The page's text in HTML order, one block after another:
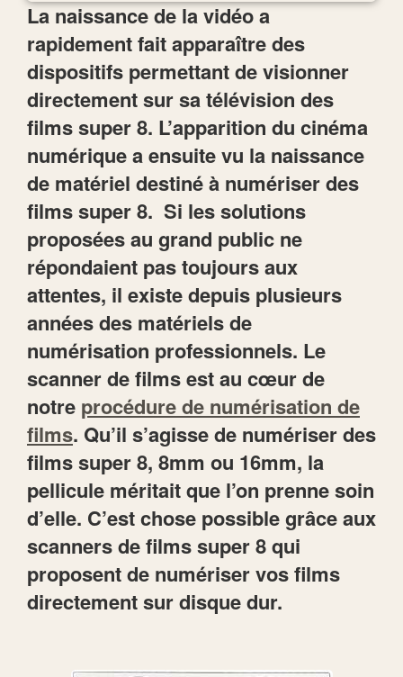
La naissance de la vidéo a
rapidement fait apparaître des
dispositifs permettant de visionner
directement sur sa télévision des
films super 8. L’apparition du cinéma
numérique a ensuite vu la naissance
de matériel destiné à numériser des
films super 8. Si les solutions
proposées au grand public ne
répondaient pas toujours aux
attentes, il existe depuis plusieurs
années des matériels de
numérisation professionnels. Le
scanner de films est au cœur de
notre procédure de numérisation de
films. Qu’il s’agisse de numériser des
films super 8, 8mm ou 16mm, la
pellicule méritait que l’on prenne soin
d’elle. C’est chose possible grâce aux
scanners de films super 8 qui
proposent de numériser vos films
directement sur disque dur.